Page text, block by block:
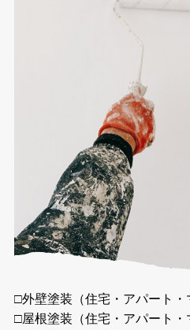
□外壁塗装（住宅・アパート・
□屋根塗装（住宅・アパート・